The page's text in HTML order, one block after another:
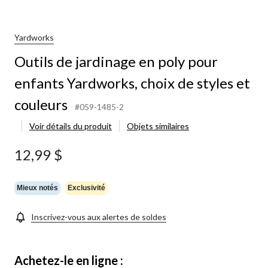
Yardworks
Outils de jardinage en poly pour
enfants Yardworks, choix de styles et
couleurs
#059-1485-2
Voir détails du produit
Objets similaires
12,99 $
Mieux notés Exclusivité
Inscrivez-vous aux alertes de soldes
Achetez-le en ligne :